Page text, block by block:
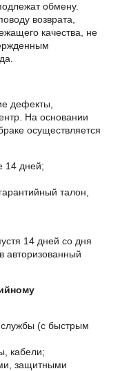
обмену.
возврата,
качества, не
дефекты,
На основании
осуществляется
14 дней;
талон,
14 дней со дня
авторизованный
(с быстрым
кабели;
защитными